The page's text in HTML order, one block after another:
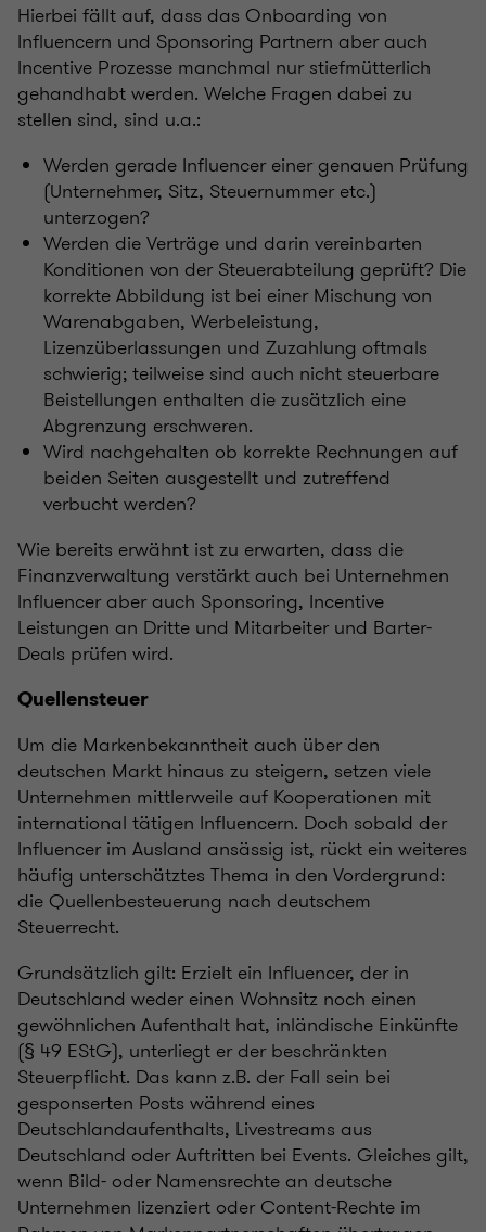
Hierbei fällt auf, dass das Onboarding von
Influencern und Sponsoring Partnern aber auch
Incentive Prozesse manchmal nur stiefmütterlich
gehandhabt werden. Welche Fragen dabei zu
stellen sind, sind u.a.:
Werden gerade Influencer einer genauen Prüfung
(Unternehmer, Sitz, Steuernummer etc.)
unterzogen?
Werden die Verträge und darin vereinbarten
Konditionen von der Steuerabteilung geprüft? Die
korrekte Abbildung ist bei einer Mischung von
Warenabgaben, Werbeleistung,
Lizenzüberlassungen und Zuzahlung oftmals
schwierig; teilweise sind auch nicht steuerbare
Beistellungen enthalten die zusätzlich eine
Abgrenzung erschweren.
Wird nachgehalten ob korrekte Rechnungen auf
beiden Seiten ausgestellt und zutreffend
verbucht werden?
Wie bereits erwähnt ist zu erwarten, dass die
Finanzverwaltung verstärkt auch bei Unternehmen
Influencer aber auch Sponsoring, Incentive
Leistungen an Dritte und Mitarbeiter und Barter-
Deals prüfen wird.
Quellensteuer
Um die Markenbekanntheit auch über den
deutschen Markt hinaus zu steigern, setzen viele
Unternehmen mittlerweile auf Kooperationen mit
international tätigen Influencern. Doch sobald der
Influencer im Ausland ansässig ist, rückt ein weiteres
häufig unterschätztes Thema in den Vordergrund:
die Quellenbesteuerung nach deutschem
Steuerrecht.
Grundsätzlich gilt: Erzielt ein Influencer, der in
Deutschland weder einen Wohnsitz noch einen
gewöhnlichen Aufenthalt hat, inländische Einkünfte
(§ 49 EStG), unterliegt er der beschränkten
Steuerpflicht. Das kann z.B. der Fall sein bei
gesponserten Posts während eines
Deutschlandaufenthalts, Livestreams aus
Deutschland oder Auftritten bei Events. Gleiches gilt,
wenn Bild- oder Namensrechte an deutsche
Unternehmen lizenziert oder Content-Rechte im